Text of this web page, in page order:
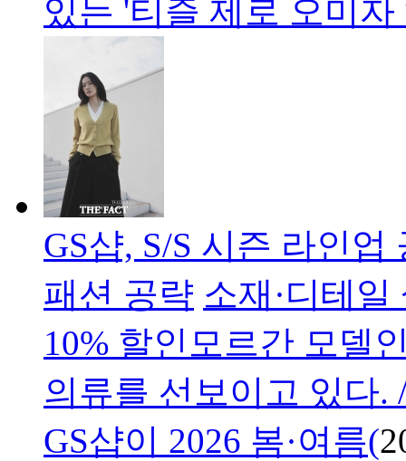
있는 '티즐 제로 오미자
GS샵, S/S 시즌 라인
패션 공략 소재·디테
10% 할인모르간 모델
의류를 선보이고 있다.
GS샵이 2026 봄·여름(